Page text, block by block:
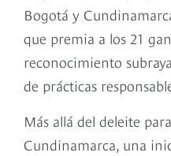
Bogotá y
que premia a los 21
reconocimiento
de prácticas
Más allá del deleite
Cundinamarca, una